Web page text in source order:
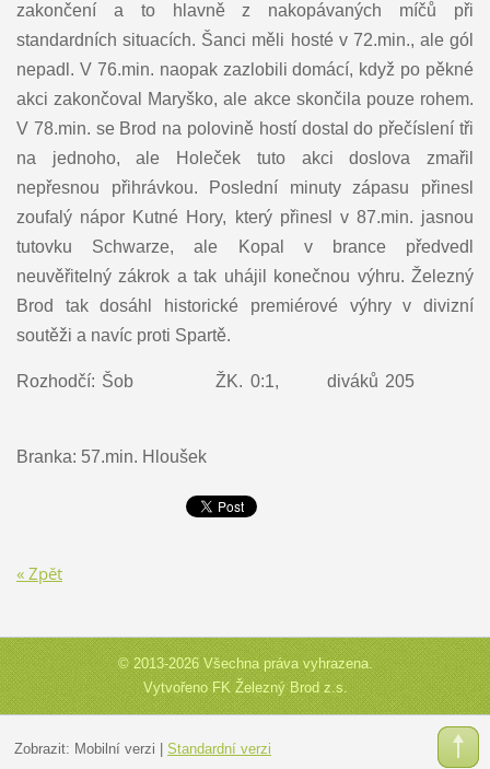
zakončení a to hlavně z nakopávaných míčů při
standardních situacích. Šanci měli hosté v 72.min., ale gól
nepadl. V 76.min. naopak zazlobili domácí, když po pěkné
akci zakončoval Maryško, ale akce skončila pouze rohem.
V 78.min. se Brod na polovině hostí dostal do přečíslení tři
na jednoho, ale Holeček tuto akci doslova zmařil
nepřesnou přihrávkou. Poslední minuty zápasu přinesl
zoufalý nápor Kutné Hory, který přinesl v 87.min. jasnou
tutovku Schwarze, ale Kopal v brance předvedl
neuvěřitelný zákrok a tak uhájil konečnou výhru. Železný
Brod tak dosáhl historické premiérové výhry v divizní
soutěži a navíc proti Spartě.
Rozhodčí: Šob ŽK. 0:1, diváků 205
Branka: 57.min. Hloušek
« Zpět
© 2013-2026 Všechna práva vyhrazena.
Vytvořeno FK Železný Brod z.s.
Zobrazit: Mobilní verzi Standardní verzi